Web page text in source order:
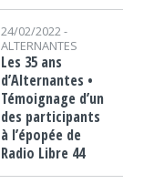
24/02/2022 -
ALTERNANTES
Les 35 ans
d’Alternantes •
Témoignage d’un
des participants
à l’épopée de
Radio Libre 44